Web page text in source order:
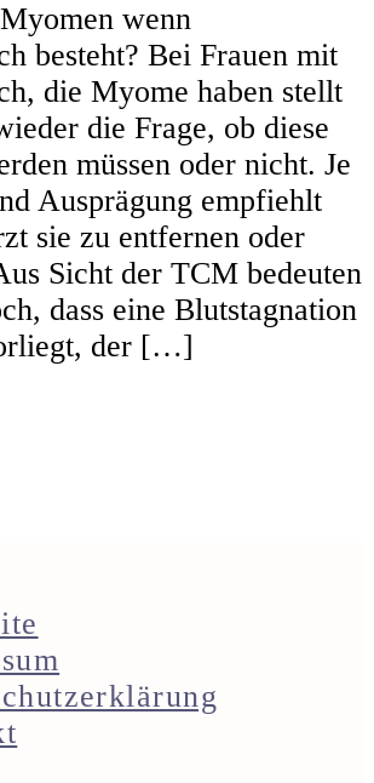
wenn
besteht? Bei Frauen mit
die Myome haben stellt
die Frage, ob diese
müssen oder nicht. Je
Ausprägung empfiehlt
sie zu entfernen oder
Sicht der TCM bedeuten
dass eine Blutstagnation
der […]